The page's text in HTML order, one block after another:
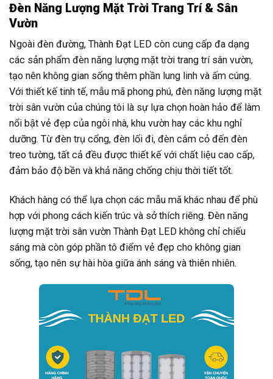
Đèn Năng Lượng Mặt Trời Trang Trí & Sân
Vườn
Ngoài đèn đường, Thành Đạt LED còn cung cấp đa dạng
các sản phẩm đèn năng lượng mặt trời trang trí sân vườn,
tạo nên không gian sống thêm phần lung linh và ấm cúng.
Với thiết kế tinh tế, mẫu mã phong phú, đèn năng lượng mặt
trời sân vườn của chúng tôi là sự lựa chọn hoàn hảo để làm
nổi bật vẻ đẹp của ngôi nhà, khu vườn hay các khu nghỉ
dưỡng. Từ đèn trụ cổng, đèn lối đi, đèn cắm cỏ đến đèn
treo tường, tất cả đều được thiết kế với chất liệu cao cấp,
đảm bảo độ bền và khả năng chống chịu thời tiết tốt.
Khách hàng có thể lựa chọn các mẫu mã khác nhau để phù
hợp với phong cách kiến trúc và sở thích riêng. Đèn năng
lượng mặt trời sân vườn Thành Đạt LED không chỉ chiếu
sáng mà còn góp phần tô điểm vẻ đẹp cho không gian
sống, tạo nên sự hài hòa giữa ánh sáng và thiên nhiên.